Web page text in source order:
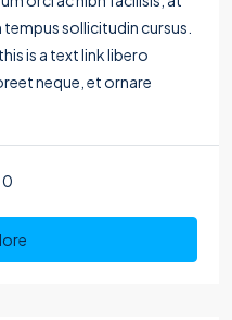
sollicitudin cursus.
is a text link libero
neque, et ornare
0